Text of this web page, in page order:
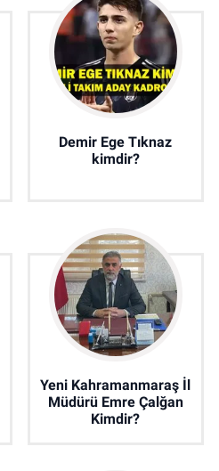
Demir Ege Tıknaz
kimdir?
Yeni Kahramanmaraş İl
Müdürü Emre Çalğan
Kimdir?